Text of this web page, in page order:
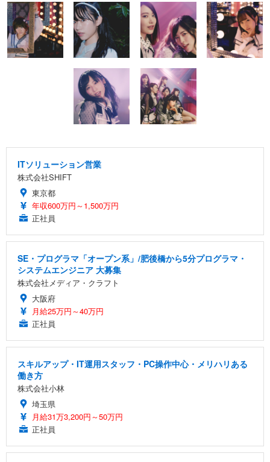
ITソリューション営業
株式会社SHIFT
東京都
年収600万円～1,500万円
正社員
SE・プログラマ「オープン系」/肥後橋から5分プログラマ・
システムエンジニア 大募集
株式会社メディア・クラフト
大阪府
月給25万円～40万円
正社員
スキルアップ・IT運用スタッフ・PC操作中心・メリハリある
働き方
株式会社小林
埼玉県
月給31万3,200円～50万円
正社員